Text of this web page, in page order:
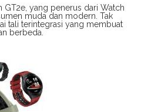
GT2e, yang penerus dari Watch
muda dan modern. Tak
tali terintegrasi yang membuat
berbeda.